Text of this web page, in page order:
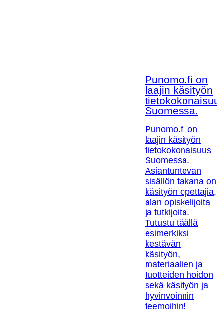
Punomo.fi on
laajin käsityön
Suomessa.
Punomo.fi on
laajin käsityön
tietokokonaisuus
Suomessa.
Asiantuntevan
sisällön takana on
käsityön opettajia,
alan opiskelijoita
ja tutkijoita.
Tutustu täällä
esimerkiksi
kestävän
käsityön,
materiaalien ja
tuotteiden hoidon
sekä käsityön ja
hyvinvoinnin
teemoihin!